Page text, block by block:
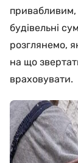
будівельні
розглянемо,
на що
враховувати.